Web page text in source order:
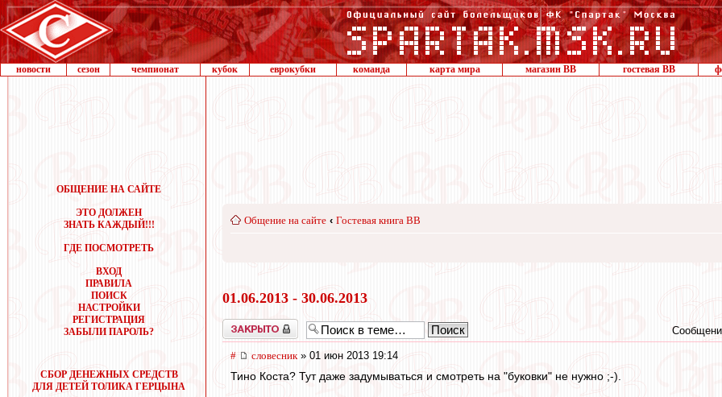
новости сезон чемпионат кубок еврокубки команда карта мира магазин ВВ гостевая ВВ
ОБЩЕНИЕ НА САЙТЕ
ЭТО ДОЛЖЕН
ЗНАТЬ КАЖДЫЙ!!!
ГДЕ ПОСМОТРЕТЬ
ВХОД
ПРАВИЛА
ПОИСК
НАСТРОЙКИ
РЕГИСТРАЦИЯ
ЗАБЫЛИ ПАРОЛЬ?
СБОР ДЕНЕЖНЫХ СРЕДСТВ
ДЛЯ ДЕТЕЙ ТОЛИКА ГЕРЦЫНА
Общение на сайте ‹ Гостевая книга ВВ
01.06.2013 - 30.06.2013
Закрыто
# словесник » 01 июн 2013 19:14
Тино Коста? Тут даже задумываться и смотреть на "буковки" не нужно ;-).